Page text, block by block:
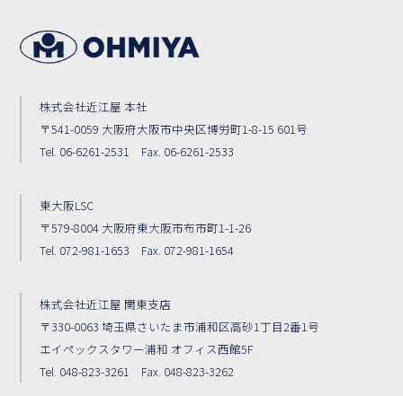
株式会社近江屋 本社
〒541-0059 大阪府大阪市中央区博労町1-8-15 601号
Tel. 06-6261-2531 Fax. 06-6261-2533
東大阪LSC
〒579-8004 大阪府東大阪市布市町1-1-26
Tel. 072-981-1653 Fax. 072-981-1654
株式会社近江屋 関東支店
〒330-0063 埼玉県さいたま市浦和区高砂1丁目2番1号
エイペックスタワー浦和 オフィス西館5F
Tel. 048-823-3261 Fax. 048-823-3262